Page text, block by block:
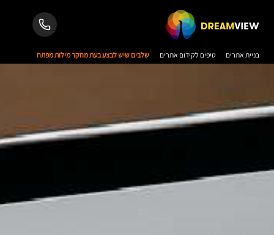
בניית אתרים טיפים לקידום אתרים שלבים שיש לבצע בעת מחקר מילות מפתח